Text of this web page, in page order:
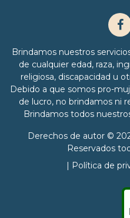
Brindamos nuestros
de cualquier edad, raza,
religiosa, discapacidad u
Debido a que somos pro-
de lucro, no brindamos ni
Brindamos todos
Derechos de autor ©
Reservados
| Política de